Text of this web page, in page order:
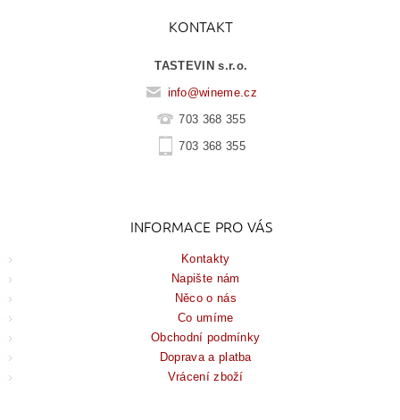
KONTAKT
TASTEVIN s.r.o.
info@wineme.cz
703 368 355
703 368 355
INFORMACE PRO VÁS
Kontakty
Napište nám
Něco o nás
Co umíme
Obchodní podmínky
Doprava a platba
Vrácení zboží